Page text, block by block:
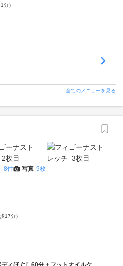
分）
全てのメニューを見る
8件 写真 9枚
17分）
ィほぐし60分＋フットオイルケ